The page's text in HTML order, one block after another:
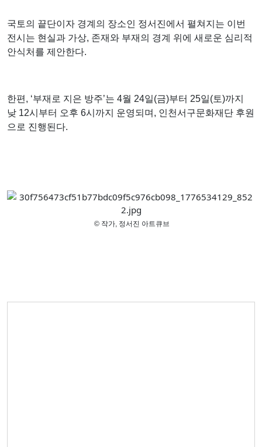
국토의 끝단이자 경계의 장소인 정서진에서 펼쳐지는 이번
전시는 현실과 가상, 존재와 부재의 경계 위에 새로운 심리적
안식처를 제안한다.
한편, ‘부재로 지은 방주’는 4월 24일(금)부터 25일(토)까지
낮 12시부터 오후 6시까지 운영되며, 인천서구문화재단 후원
으로 진행된다.
© 작가, 정서진 아트큐브